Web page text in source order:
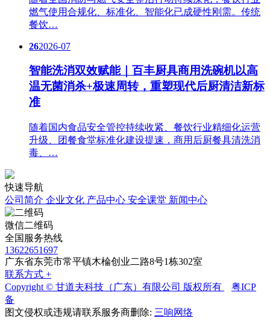
燃气使用合规化、标准化、智能化已成硬性刚需。传统
餐饮…
262026-07
智能洗消双效赋能｜百丰厨具商用洗碗机以高
温无菌消杀+极速周转，重塑现代后厨清洁新标
准
随着国内食品安全管控持续收紧、餐饮行业精细化运营
升级、团餐食堂标准化建设提速，商用后厨餐具清洗消
毒、…
快速导航
公司简介 企业文化 产品中心 安全课堂 新闻中心
微信二维码
全国服务热线
13622651697
广东省东莞市常平镇木棆创业二路8号1栋302室
联系方式 +
Copyright © 甘道夫科技（广东）有限公司 版权所有
粤ICP
备
图文侵权或违规请联系服务商删除: 三响网络